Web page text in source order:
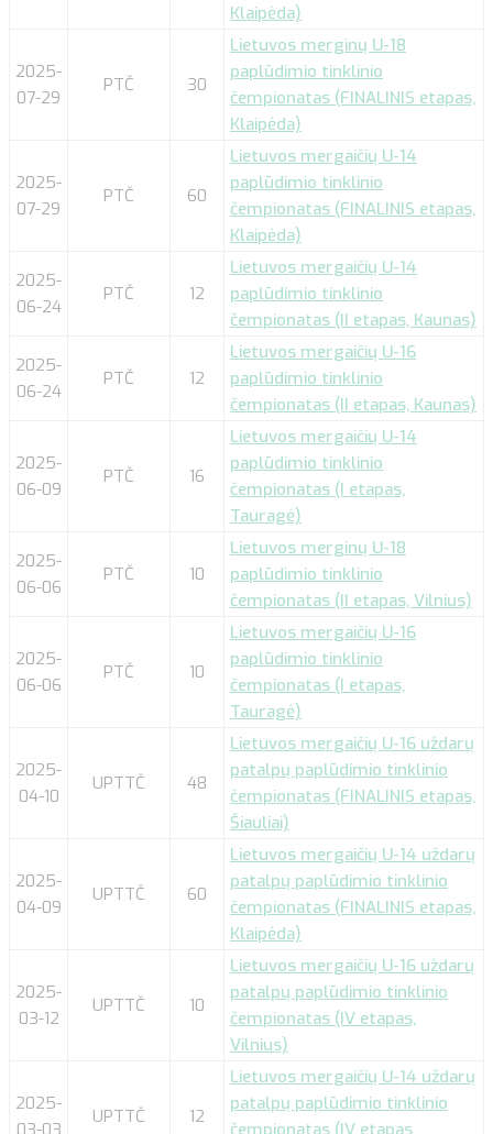
Klaipėda)
2025-
07-29
PTČ 30
Lietuvos merginų U-18
paplūdimio tinklinio
čempionatas (FINALINIS etapas,
Klaipėda)
2025-
07-29
PTČ 60
Lietuvos mergaičių U-14
paplūdimio tinklinio
čempionatas (FINALINIS etapas,
Klaipėda)
2025-
06-24
PTČ 12
Lietuvos mergaičių U-14
paplūdimio tinklinio
čempionatas (II etapas, Kaunas)
2025-
06-24
PTČ 12
Lietuvos mergaičių U-16
paplūdimio tinklinio
čempionatas (II etapas, Kaunas)
2025-
06-09
PTČ 16
Lietuvos mergaičių U-14
paplūdimio tinklinio
čempionatas (I etapas,
Tauragė)
2025-
06-06
PTČ 10
Lietuvos merginų U-18
paplūdimio tinklinio
čempionatas (II etapas, Vilnius)
2025-
06-06
PTČ 10
Lietuvos mergaičių U-16
paplūdimio tinklinio
čempionatas (I etapas,
Tauragė)
2025-
04-10
UPTTČ 48
Lietuvos mergaičių U-16 uždarų
patalpų paplūdimio tinklinio
čempionatas (FINALINIS etapas,
Šiauliai)
2025-
04-09
UPTTČ 60
Lietuvos mergaičių U-14 uždarų
patalpų paplūdimio tinklinio
čempionatas (FINALINIS etapas,
Klaipėda)
2025-
03-12
UPTTČ 10
Lietuvos mergaičių U-16 uždarų
patalpų paplūdimio tinklinio
čempionatas (IV etapas,
Vilnius)
2025-
03-03
UPTTČ 12
Lietuvos mergaičių U-14 uždarų
patalpų paplūdimio tinklinio
čempionatas (IV etapas,